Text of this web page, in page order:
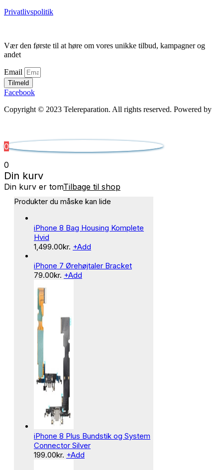
Privatlivspolitik
Vær den første til at høre om vores unikke tilbud, kampagner og
andet
Email
Tilmeld
Facebook
Copyright © 2023 Telereparation. All rights reserved. Powered by
0
0
Din kurv
Din kurv er tomTilbage til shop
Produkter du måske kan lide
iPhone 8 Bag Housing Komplete
Hvid
1,499.00kr. +Add
iPhone 7 Ørehøjtaler Bracket
79.00kr. +Add
iPhone 8 Plus Bundstik og System
Connector Silver
199.00kr. +Add